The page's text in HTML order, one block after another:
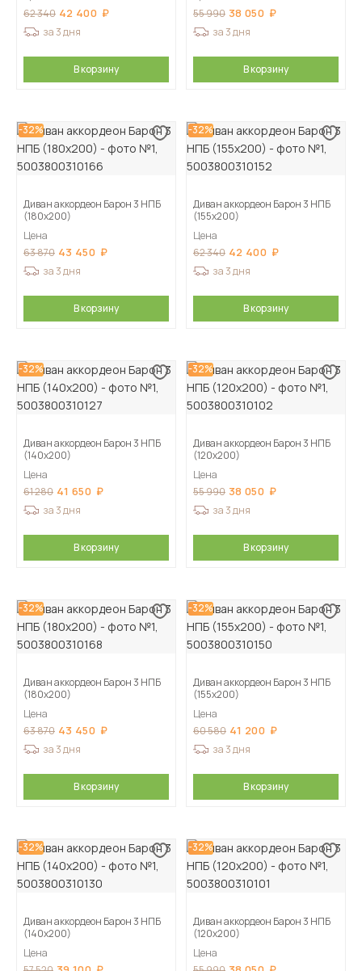
62 340 42 400
за 3 дня
В корзину
55 990 38 050
за 3 дня
В корзину
-32%
Диван аккордеон Барон 3 НПБ
(180х200)
Цена
63 870 43 450
за 3 дня
В корзину
-32%
Диван аккордеон Барон 3 НПБ
(155х200)
Цена
62 340 42 400
за 3 дня
В корзину
-32%
Диван аккордеон Барон 3 НПБ
(140х200)
Цена
61 280 41 650
за 3 дня
В корзину
-32%
Диван аккордеон Барон 3 НПБ
(120х200)
Цена
55 990 38 050
за 3 дня
В корзину
-32%
Диван аккордеон Барон 3 НПБ
(180х200)
Цена
63 870 43 450
за 3 дня
В корзину
-32%
Диван аккордеон Барон 3 НПБ
(155х200)
Цена
60 580 41 200
за 3 дня
В корзину
-32%
Диван аккордеон Барон 3 НПБ
(140х200)
Цена
-32%
Диван аккордеон Барон 3 НПБ
(120х200)
Цена